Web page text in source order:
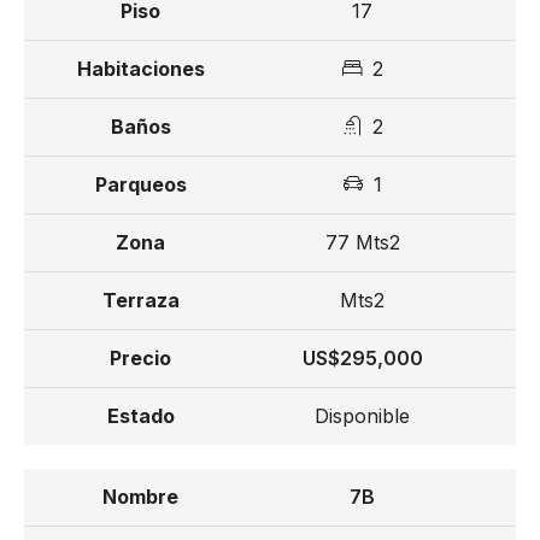
17
2
2
1
77 Mts2
Mts2
US$295,000
Disponible
7B